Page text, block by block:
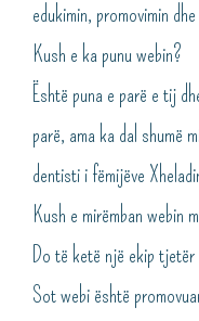
edukimin, promovimin
Kush e ka punu webin?
Është puna e parë e tij
parë, ama ka dal shumë
dentisti i fëmijëve
Kush e mirëmban webin
Do të ketë një ekip
Sot webi është